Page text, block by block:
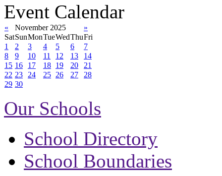
Event Calendar
« November 2025
»
SatSunMonTueWedThuFri
1
2 3 4 5 6
7
8
9 10 11 12 13
14
15 16 17 18 19 20
21
22 23 24 25 26 27
28
29 30
Our Schools
School Directory
School Boundaries